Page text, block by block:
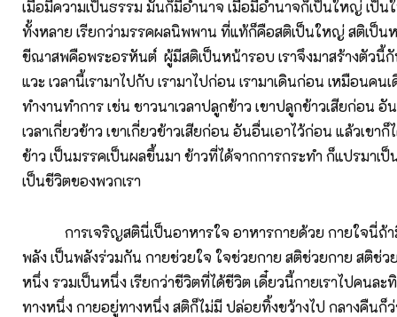
เมื่อมีความเป็นธรรม มันก็มีอำนาจ เมื่อมีอำนาจก็เป็นใหญ่ เป็น
ทั้งหลาย เรียกว่ามรรคผลนิพพาน ที่แท้ก็คือสติเป็นใหญ่ สติเป็น
ขีณาสพคือพระอรหันต์ ผู้มีสติเป็นหน้ารอบ เราจึงมาสร้างตัวนี้
แวะ เวลานี้เรามาไปกับ เรามาไปก่อน เรามาเดินก่อน เหมือนคน
ทำงานทำการ เช่น ชาวนาเวลาปลูกข้าว เขาปลูกข้าวเสียก่อน อั
เวลาเกี่ยวข้าว เขาเกี่ยวข้าวเสียก่อน อันอื่นเอาไว้ก่อน แล้วเขาก็
ข้าว เป็นมรรคเป็นผลขึ้นมา ข้าวที่ได้จากการกระทำ ก็แปรมาเป็
เป็นชีวิตของพวกเรา
การเจริญสตินี่เป็นอาหารใจ อาหารกายด้วย กายใจนี่ถ้ามี
พลัง เป็นพลังร่วมกัน กายช่วยใจ ใจช่วยกาย สติช่วยกาย สติช่ว
หนึ่ง รวมเป็นหนึ่ง เรียกว่าชีวิตที่ได้ชีวิต เดี๋ยวนี้กายเราไปคนละ
ทางหนึ่ง กายอยู่ทางหนึ่ง สติก็ไม่มี ปล่อยทิ้งขว้างไป กลางคืนก็